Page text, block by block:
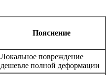
Пояснение
Локальное повреждение
дешевле полной деформации